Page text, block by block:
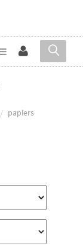
papiers